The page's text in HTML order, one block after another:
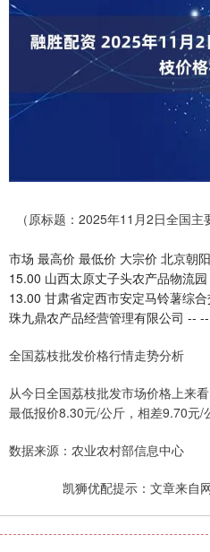
（原标题：2025年11月2日全国
市场 最高价 最低价 大宗价 北京朝
15.00 山西太原丈子头农产品物流
13.00 甘肃省定西市安定马铃薯综
珠九鼎农产品经营管理有限公司 --
全国荔枝批发价格行情走势分析
从今日全国荔枝批发市场价格上来
最低报价8.30元/公斤，相差9.70元/
数据来源：农业农村部信息中心
凯狮优配提示：文章来自